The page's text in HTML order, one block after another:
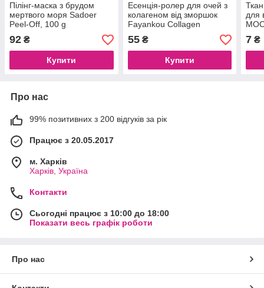
Пілінг-маска з брудом
мертвого моря Sadoer
Peel-Off, 100 g
92 ₴
Купити
Есенція-ролер для очей з
колагеном від зморшок
Fayankou Collagen
Moisturizing Eye Essence,
15 ml
55₴
Купити
для
7 ₴
Про нас
99% позитивних з 200 відгуків за рік
Працює з 20.05.2017
м. Харків
Харків, Україна
Контакти
Сьогодні працює з 10:00 до 18:00
Показати весь графік роботи
Про нас